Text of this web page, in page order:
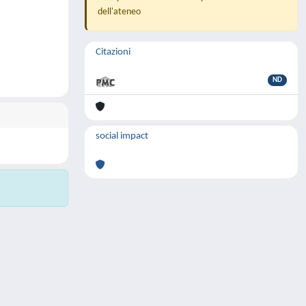
dell'ateneo
Citazioni
ND
social impact